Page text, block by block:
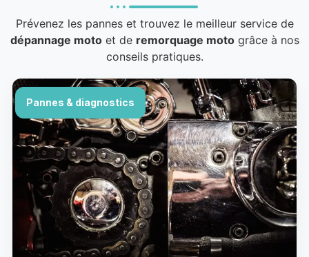
Prévenez les pannes et trouvez le meilleur service de
dépannage motoet de remorquage motogrâce à nos
conseils pratiques.
Pannes & diagnostics